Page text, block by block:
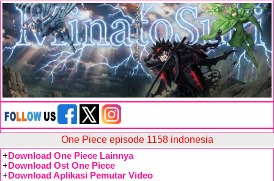
One Piece episode 1158 indonesia
+ Download One Piece Lainnya
+ Download Ost One Piece
+ Download Aplikasi Pemutar Video